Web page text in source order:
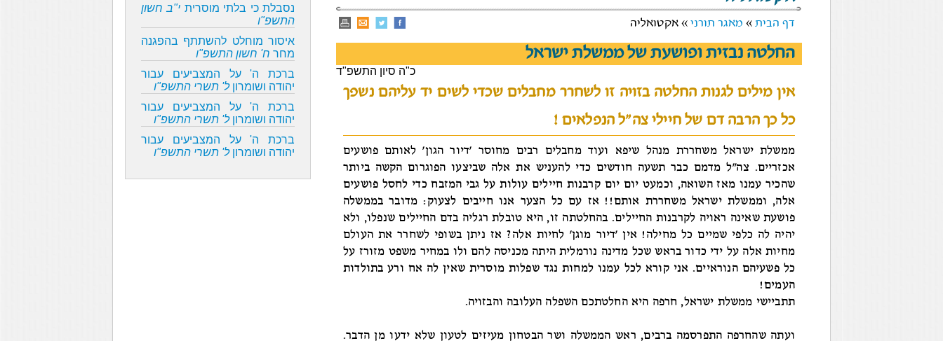
דף הבית » מאגר תורני » אקטואליה
החלטה נבזית ופושעת של ממשלת ישראל
כ"ה סיון התשפ"ד
אין מילים לגנות החלטה בזויה זו לשחרר מחבלים שכדי לשים יד עליהם נשפך
כל כך הרבה דם של חיילי צה"ל הנפלאים !
ממשלת ישראל משחררת מנהל שיפא ועוד מחבלים רבים מחוסר 'דיור הגון' לאותם פושעים
אכזריים. צה"ל מדמם כבר תשעה חודשים כדי להעניש את אלה שביצעו הפוגרום הקשה ביותר
שהכיר עמנו מאז השואה, וכמעט יום יום קרבנות חיילים עולות על גבי המזבח כדי לחסל פושעים
אלה, וממשלת ישראל משחררת אותם!! אז עם כל הצער אנו חייבים לצעוק: מדובר בממשלה
פושעת שאינה ראויה לקרבנות החיילים. בהחלטתה זו, היא טובלת רגליה בדם החיילים שנפלו, ולא
יהיה לה כלפי שמיים כל מחילה! אין 'דיור מוגן' לחיות אלה? אז ניתן בשופי לשחרר את העולם
מחיות אלה על ידי כדור בראש שכל מדינה נורמלית היתה מכניסה להם ולו במחיר משפט מזורז על
כל פשעיהם הנוראיים. אני קורא לכל עמנו למחות נגד שפלות מוסרית שאין לה אח ורע בתולדות
העמים!
תתביישי ממשלת ישראל, חרפה היא החלטתכם השפלה העלובה והבזויה.
ועתה שהחרפה התפרסמה ברבים, ראש הממשלה ושר הבטחון מעיזים לטעון שלא ידעו מן הדבר.
נסבלת כי בלתי מוסרית י"ב חשון
התשפ"ו
איסור מוחלט להשתתף בהפגנה
מחר ח' חשון התשפ"ו
ברכת ה' על המצביעים עבור
יהודה ושומרון ל' תשרי התשפ"ו
ברכת ה' על המצביעים עבור
יהודה ושומרון ל' תשרי התשפ"ו
ברכת ה' על המצביעים עבור
יהודה ושומרון ל' תשרי התשפ"ו